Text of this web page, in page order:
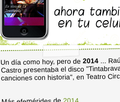
Un día como hoy, pero de2014 ...
Castro presentaba el disco
canciones con historia", en Teatro